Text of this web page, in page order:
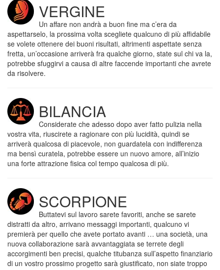
VERGINE
Un affare non andrà a buon fine ma c’era da
aspettarselo, la prossima volta scegliete qualcuno di più affidabile
se volete ottenere dei buoni risultati, altrimenti aspettate senza
fretta, un’occasione arriverà fra qualche giorno, state sul chi va la,
potrebbe sfuggirvi a causa di altre faccende importanti che avrete
da risolvere.
BILANCIA
Considerate che adesso dopo aver fatto pulizia nella
vostra vita, riuscirete a ragionare con più lucidità, quindi se
arriverà qualcosa di piacevole, non guardatela con indifferenza
ma bensì curatela, potrebbe essere un nuovo amore, all’inizio
una forte attrazione fisica col tempo qualcosa di più.
SCORPIONE
Buttatevi sul lavoro sarete favoriti, anche se sarete
distratti da altro, arrivano messaggi importanti, qualcuno vi
premierà per quello che avete portato avanti … una società, una
nuova collaborazione sarà avvantaggiata se terrete degli
accorgimenti ben precisi, qualche titubanza sull’aspetto finanziario
di un vostro prossimo progetto sarà giustificato, non siate troppo